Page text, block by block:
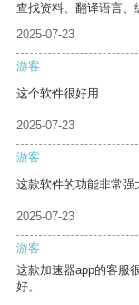
查找资料、翻译语言、
2025-07-23
游客
这个软件很好用
2025-07-23
游客
这款软件的功能非常强
2025-07-23
游客
这款加速器app的客服
好。